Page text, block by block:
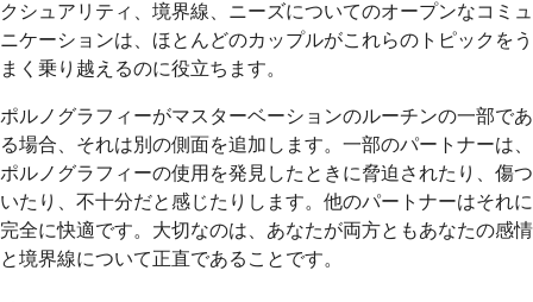
クシュアリティ、境界線、ニーズについてのオープンなコミュ
ニケーションは、ほとんどのカップルがこれらのトピックをう
まく乗り越えるのに役立ちます。
ポルノグラフィーがマスターベーションのルーチンの一部であ
る場合、それは別の側面を追加します。一部のパートナーは、
ポルノグラフィーの使用を発見したときに脅迫されたり、傷つ
いたり、不十分だと感じたりします。他のパートナーはそれに
完全に快適です。大切なのは、あなたが両方ともあなたの感情
と境界線について正直であることです。